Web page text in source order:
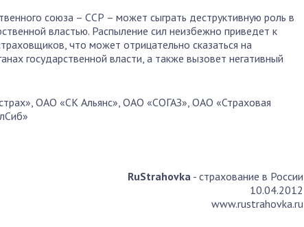
союза – ССР – может сыграть деструктивную роль в
властью. Распыление сил неизбежно приведет к
что может отрицательно сказаться на
государственной власти, а также вызовет негативный
ОАО «СК Альянс», ОАО «СОГАЗ», ОАО «Страховая
RuStrahovka- страхование в России
10.04.2012
www.rustrahovka.ru